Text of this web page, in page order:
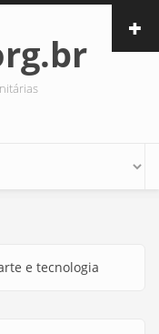
e tecnologia